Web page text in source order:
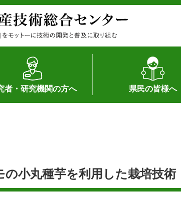
者・研究機関の方へ
の紹介
研究の成果
連携
産の保有状況（特許）
産の保有状況（品種）
の受入
動不正行為への対応
究資金への対応
県民の皆様へ
作物や園芸に関する新
畜産に関する新技術
森林林業に関する新技
病害虫に関する新技術
食品加工に関する新技
水産に関する新技術
作物や園芸に関する豆
病害虫に関する豆知識
畜産に関する豆知識
水産に関する豆知識
バイテク・農業環境・
食品加工に関する豆知
森林林業に関する豆知
の小丸種芋を利用した栽培技